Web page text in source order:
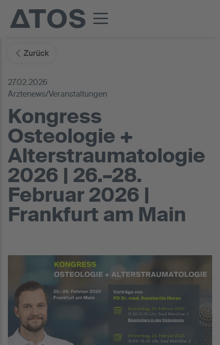
Zurück
27.02.2026
Ärztenews/Veranstaltungen
Kongress
Osteologie +
Alterstraumatologie
2026 | 26.–28.
Februar 2026 |
Frankfurt am Main